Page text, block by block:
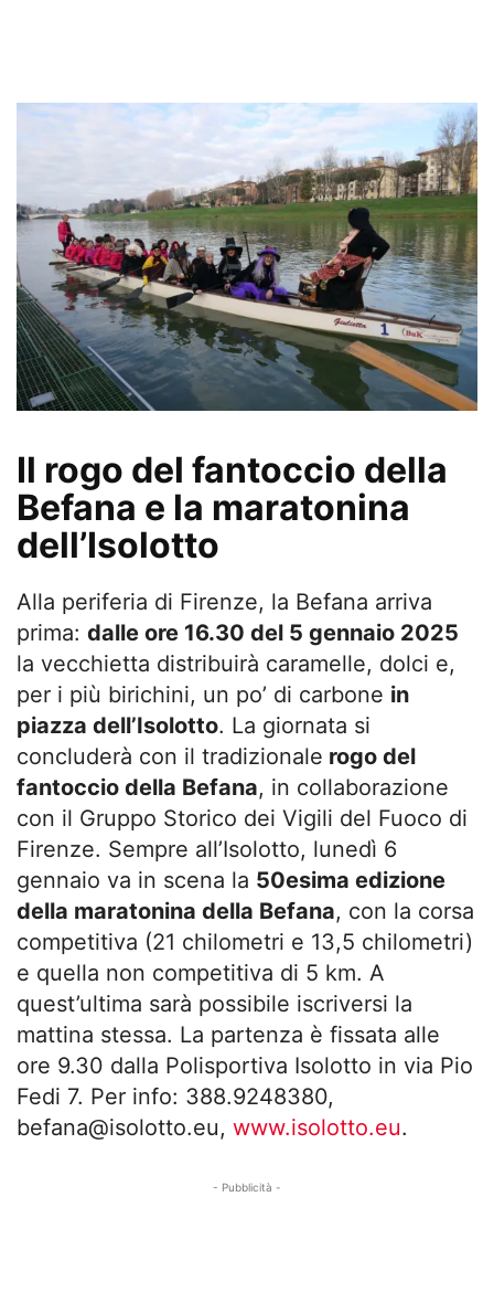
Il rogo del fantoccio della
Befana e la maratonina
dell’Isolotto
Alla periferia di Firenze, la Befana arriva
prima: dalle ore 16.30 del 5 gennaio 2025
la vecchietta distribuirà caramelle, dolci e,
per i più birichini, un po’ di carbone in
piazza dell’Isolotto. La giornata si
concluderà con il tradizionale rogo del
fantoccio della Befana, in collaborazione
con il Gruppo Storico dei Vigili del Fuoco di
Firenze. Sempre all’Isolotto, lunedì 6
gennaio va in scena la 50esima edizione
della maratonina della Befana, con la corsa
competitiva (21 chilometri e 13,5 chilometri)
e quella non competitiva di 5 km. A
quest’ultima sarà possibile iscriversi la
mattina stessa. La partenza è fissata alle
ore 9.30 dalla Polisportiva Isolotto in via Pio
Fedi 7. Per info: 388.9248380,
befana@isolotto.eu, www.isolotto.eu.
- Pubblicità -